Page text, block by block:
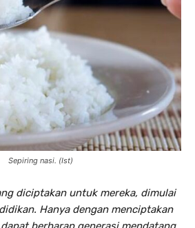
Sepiring nasi. (Ist)
diciptakan untuk mereka, dimulai
Hanya dengan menciptakan